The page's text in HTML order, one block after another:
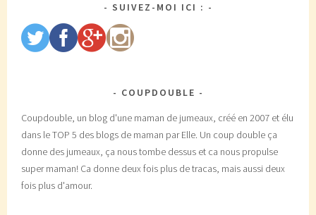
SUIVEZ-MOI ICI :
COUPDOUBLE
Coupdouble, un blog d'une maman de jumeaux, créé en 2007 et élu
dans le TOP 5 des blogs de maman par Elle. Un coup double ça
donne des jumeaux, ça nous tombe dessus et ca nous propulse
super maman! Ca donne deux fois plus de tracas, mais aussi deux
fois plus d'amour.